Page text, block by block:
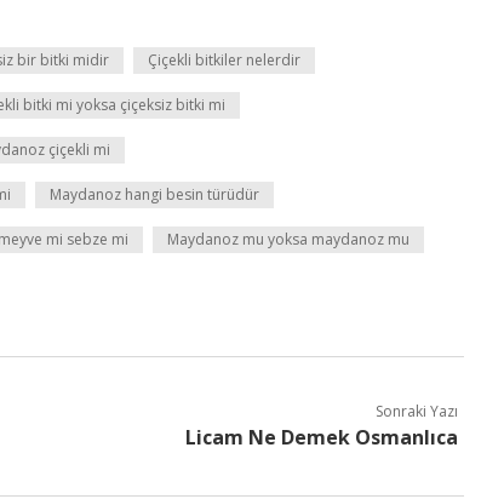
bir bitki midir Çiçekli bitkiler nelerdir
bitki mi yoksa çiçeksiz bitki mi
çiçekli mi
Maydanoz hangi besin türüdür
mi sebze mi Maydanoz mu yoksa maydanoz mu
Sonraki Yazı
Licam Ne Demek Osmanlıca